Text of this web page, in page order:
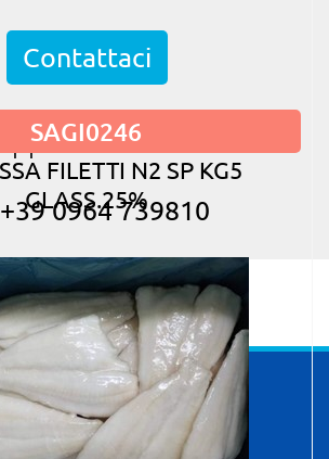
SAGI0246
FILETTI N2 SP KG5
GLASS.25%
Contattaci
oppure chiama
+39 0964 739810